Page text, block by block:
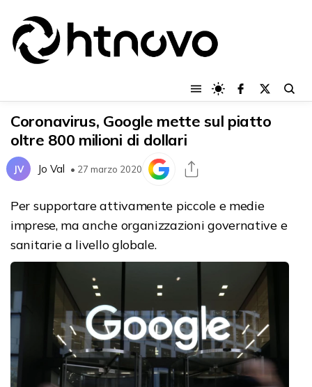
Coronavirus, Google mette sul piatto
oltre 800 milioni di dollari
JV Jo Val • 27 marzo 2020
Per supportare attivamente piccole e medie
imprese, ma anche organizzazioni governative e
sanitarie a livello globale.